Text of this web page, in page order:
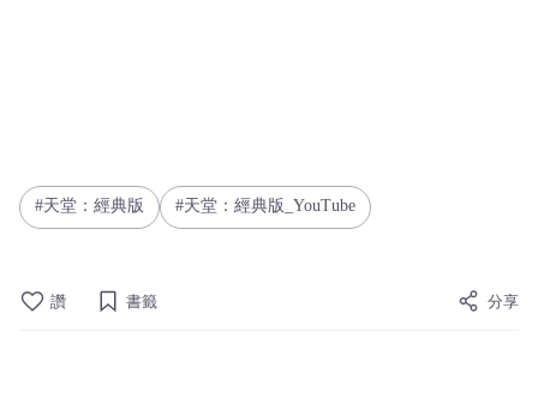
天堂：經典版 天堂：經典版_YouTube
讚 書籤 分享